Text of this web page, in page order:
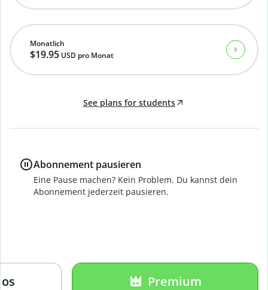
Premium
Monatlich
$19.95 USD pro Monat
See plans for students
Abonnement pausieren
Eine Pause machen? Kein Problem. Du kannst dein
Abonnement jederzeit pausieren.